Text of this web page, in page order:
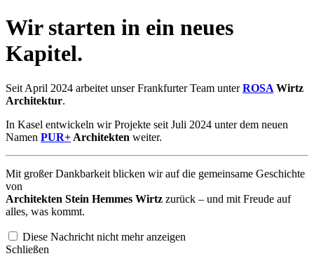
Wir starten in ein neues
Kapitel.
Seit April 2024 arbeitet unser Frankfurter Team unterROSA Wirtz
Architektur.
In Kasel entwickeln wir Projekte seit Juli 2024 unter dem neuen
Namen PUR+ Architekten weiter.
Mit großer Dankbarkeit blicken wir auf die gemeinsame Geschichte
von
Architekten Stein Hemmes Wirtz zurück – und mit Freude auf
alles, was kommt.
Diese Nachricht nicht mehr anzeigen
Schließen